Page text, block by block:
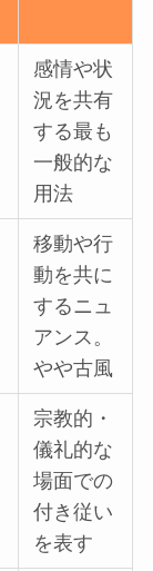
感情や状
況を共有
する最も
一般的な
用法
移動や行
動を共に
するニュ
アンス。
やや古風
宗教的・
儀礼的な
場面での
付き従い
を表す